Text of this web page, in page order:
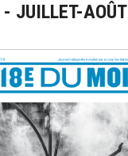
JUILLET-AOÛT